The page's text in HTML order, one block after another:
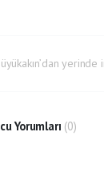
yerinde
Yorumları (0)